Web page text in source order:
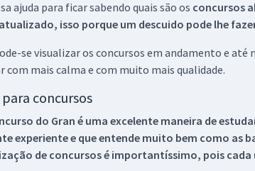
ajuda para ficar sabendo quais são os concursos
isso porque um descuido pode lhe
se visualizar os concursos em andamento e
com mais calma e com muito mais qualidade.
concursos
do Gran é uma excelente maneira de
experiente e que entende muito bem como as
de concursos é importantíssimo, pois